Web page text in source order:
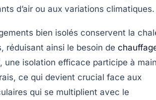
d’air ou aux variations climatiques.
bien isolés conservent la
réduisant ainsi le besoin de
une isolation efficace participe à
ce qui devient crucial face aux
qui se multiplient avec le